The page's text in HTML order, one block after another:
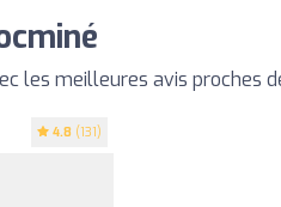
les meilleures avis proches
4.8 (131)